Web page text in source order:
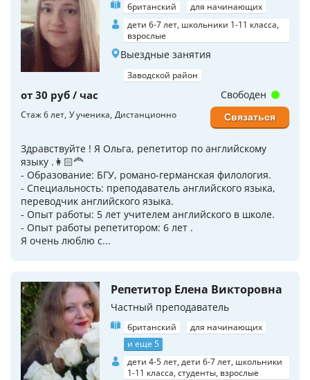
британский
для начинающих
дети 6-7 лет, школьники 1-11 класса,
взрослые
Выездные занятия
Заводской район
от 30 руб / час
Стаж 6 лет У ученика Дистанционно
Здравствуйте ! Я Ольга, репетитор по английскому
языку .👩🏻‍🦰
- Образование: БГУ, романо-германская филология.
- Специальность: преподаватель английского языка,
переводчик английского языка.
- Опыт работы: 5 лет учителем английского в школе.
- Опыт работы репетитором: 6 лет .
Я очень люблю с...
Свободен
Связаться
Репетитор Елена Викторовна
Частный преподаватель
британский
для начинающих
и еще 5
дети 4-5 лет, дети 6-7 лет, школьники
1-11 класса, студенты, взрослые